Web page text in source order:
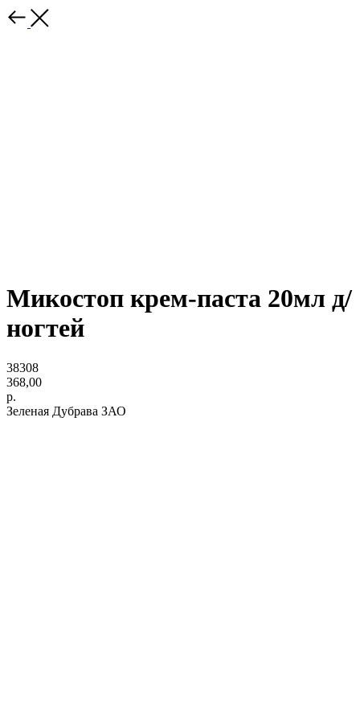
Микостоп крем-паста 20мл д/
ногтей
38308
368,00
р.
Зеленая Дубрава ЗАО